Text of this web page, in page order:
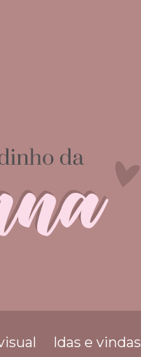
Idas e vindas